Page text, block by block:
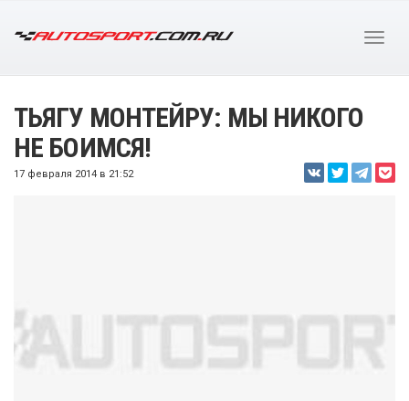
ТЬЯГУ МОНТЕЙРУ: МЫ НИКОГО
НЕ БОИМСЯ!
17 февраля 2014 в 21:52